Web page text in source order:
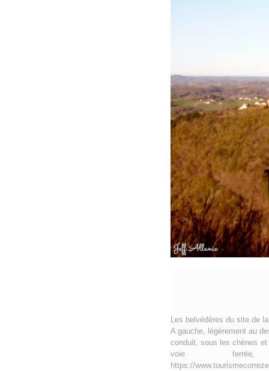
Les belvédères du site de
A gauche, légèrement au
conduit, sous les chénes
voie ferrée,
https://